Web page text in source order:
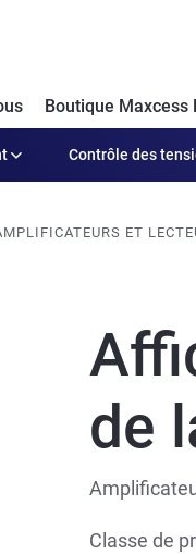
Boutique Maxcess
Contrôle des
ET
de
Classe de